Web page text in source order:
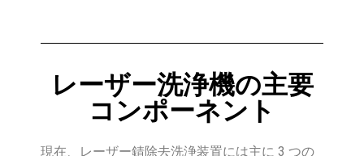
レーザー洗浄機の主要
コンポーネント
現在、レーザー錆除去洗浄装置には主に 3 つの